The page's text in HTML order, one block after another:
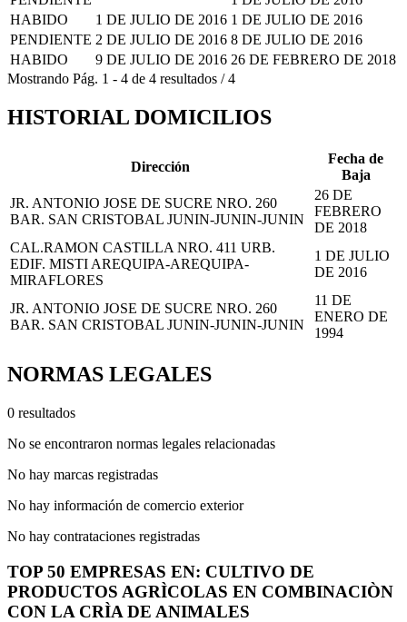
HABIDO
1 DE JULIO DE 2016 1 DE JULIO DE 2016
PENDIENTE 2 DE JULIO DE 2016 8 DE JULIO DE 2016
HABIDO
9 DE JULIO DE 2016 26 DE FEBRERO DE 2018
Mostrando Pág. 1 - 4 de 4 resultados /4
HISTORIAL DOMICILIOS
Dirección
Fecha de
Baja
JR. ANTONIO JOSE DE SUCRE NRO. 260
BAR. SAN CRISTOBAL JUNIN-JUNIN-JUNIN
26 DE
FEBRERO
DE 2018
CAL.RAMON CASTILLA NRO. 411 URB.
EDIF. MISTI AREQUIPA-AREQUIPA-
MIRAFLORES
1 DE JULIO
DE 2016
JR. ANTONIO JOSE DE SUCRE NRO. 260
BAR. SAN CRISTOBAL JUNIN-JUNIN-JUNIN
11 DE
ENERO DE
1994
NORMAS LEGALES
0 resultados
No se encontraron normas legales relacionadas
No hay marcas registradas
No hay información de comercio exterior
No hay contrataciones registradas
TOP 50 EMPRESAS EN: CULTIVO DE
PRODUCTOS AGRÌCOLAS EN COMBINACIÒN
CON LA CRÌA DE ANIMALES